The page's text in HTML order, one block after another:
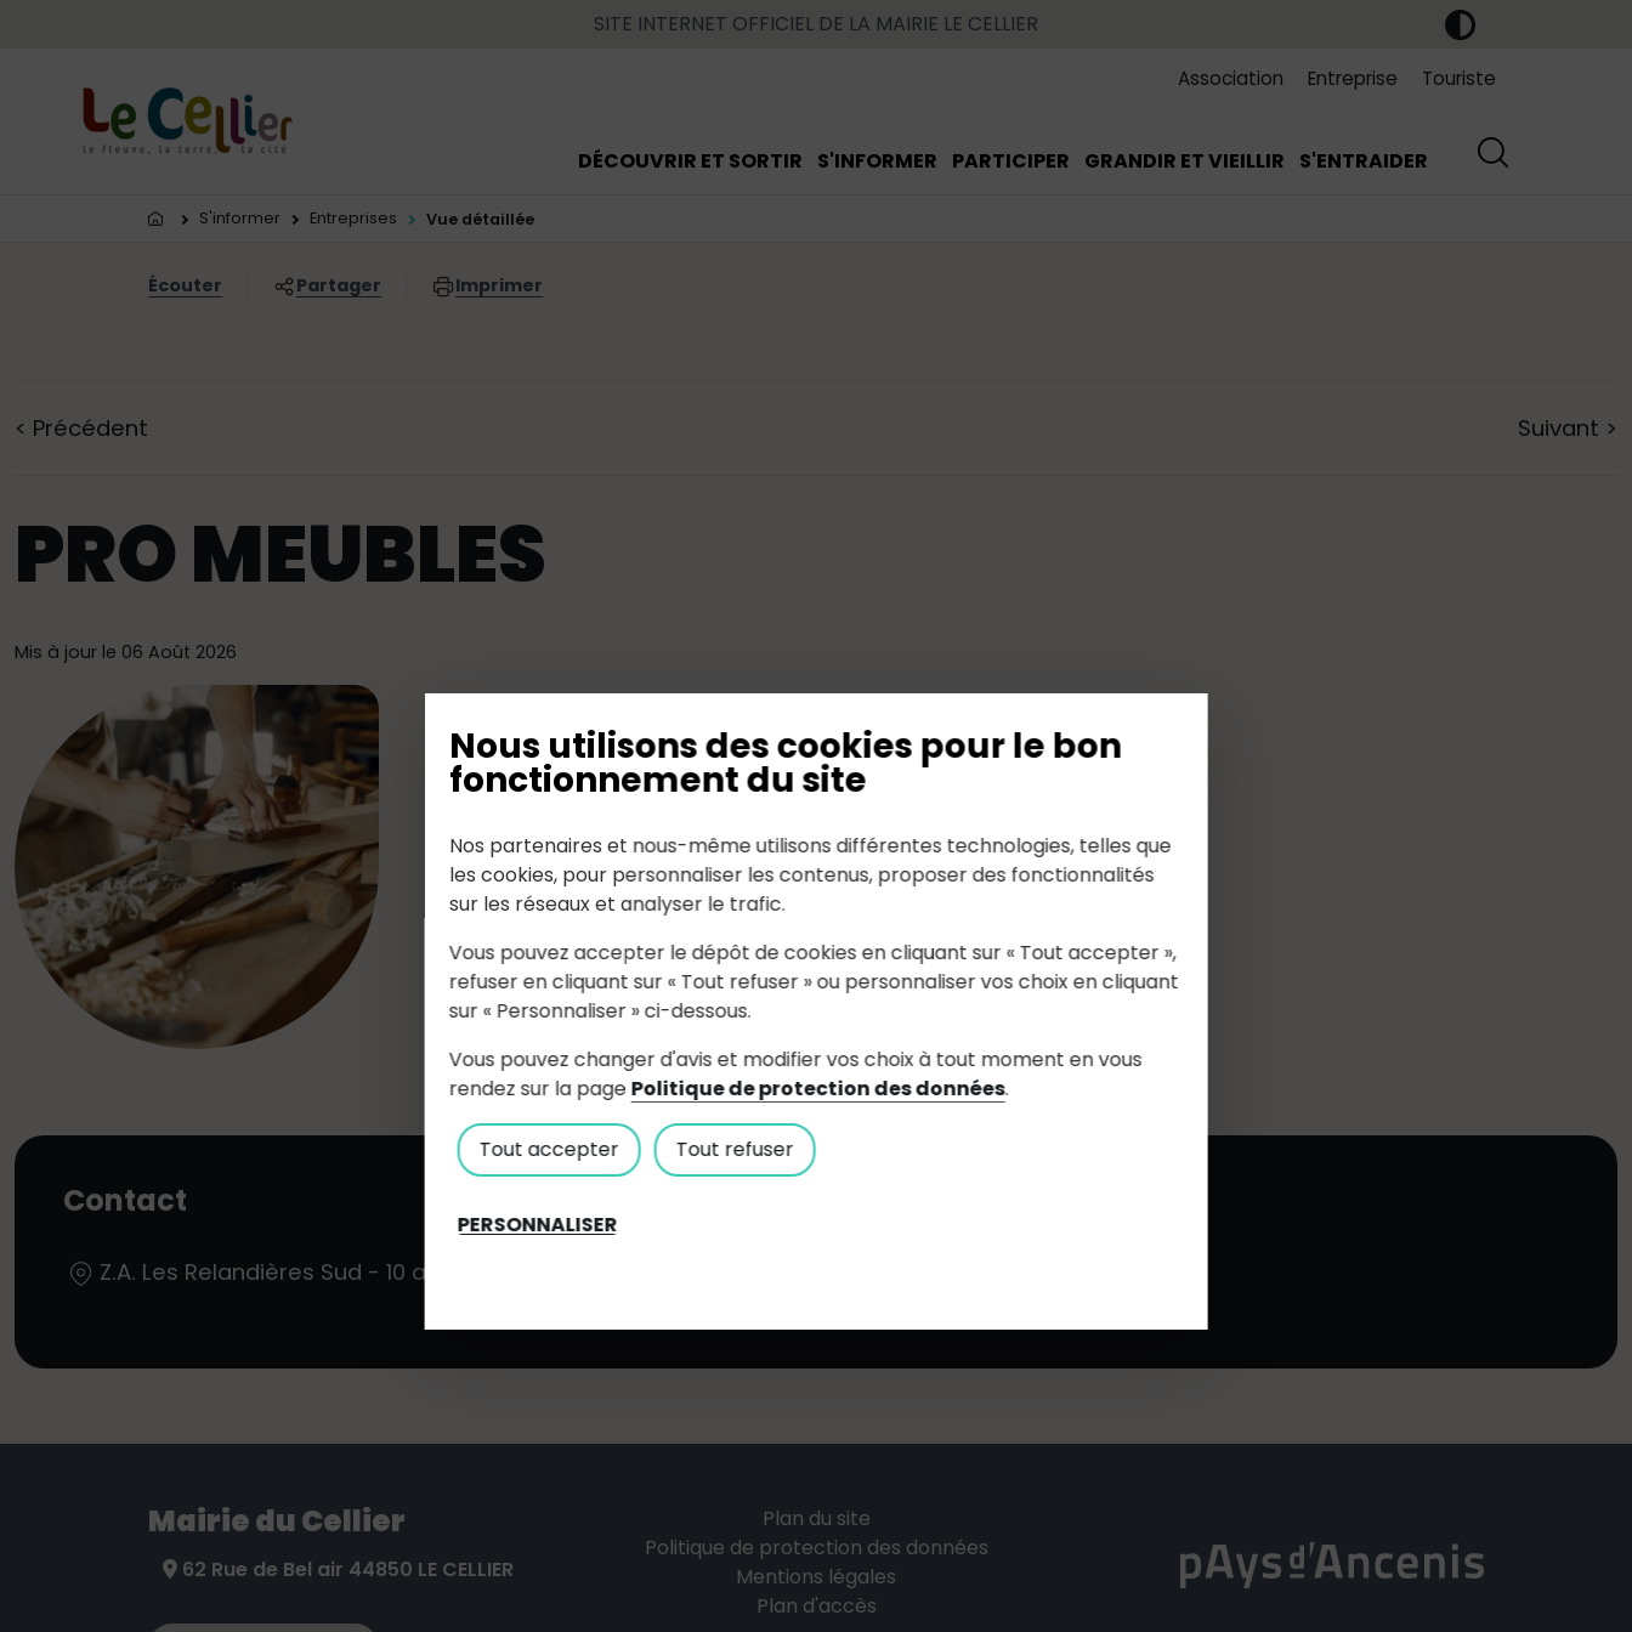
Nous utilisons des cookies pour le bon
fonctionnement du site
Nos partenaires et nous-même utilisons différentes technologies, telles que
les cookies, pour personnaliser les contenus, proposer des fonctionnalités
sur les réseaux et analyser le trafic.
Vous pouvez accepter le dépôt de cookies en cliquant sur « Tout accepter »,
refuser en cliquant sur « Tout refuser » ou personnaliser vos choix en cliquant
sur « Personnaliser » ci-dessous.
Vous pouvez changer d'avis et modifier vos choix à tout moment en vous
rendez sur la page Politique de protection des données.
Tout accepter Tout refuser
PERSONNALISER
SITE INTERNET OFFICIEL DE LA MAIRIE LE CELLIER
Association Entreprise Touriste
DÉCOUVRIR ET SORTIR S'INFORMER PARTICIPER GRANDIR ET VIEILLIR S'ENTRAIDER
Vous êtes ici:
S'informer Entreprises Vue détaillée
Écouter Partager Imprimer
< Précédent Suivant >
PRO MEUBLES
Mis à jour le 06 Août 2026
Contact
Z.A. Les Relandières Sud - 10 allée de la Roseraie
Mairie du Cellier
62 Rue de Bel air 44850 LE CELLIER
Plan du site
Politique de protection des données
Mentions légales
Plan d'accès